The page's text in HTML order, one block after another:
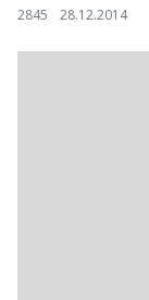
2845 28.12.2014